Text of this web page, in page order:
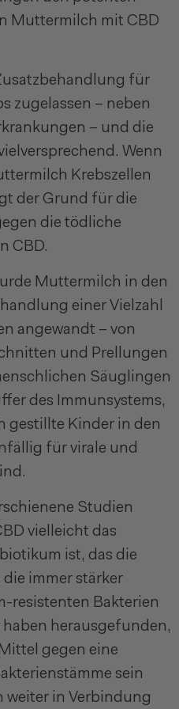
Muttermilch mit CBD
für
zugelassen – neben
– und die
Wenn
Krebszellen
der Grund für die
die tödliche
CBD.
Muttermilch in den
einer Vielzahl
angewandt – von
und Prellungen
Säuglingen
des Immunsystems,
gestillte Kinder in den
für virale und
Studien
vielleicht das
ist, das die
immer stärker
resistenten Bakterien
herausgefunden,
gegen eine
sein
weiter in Verbindung